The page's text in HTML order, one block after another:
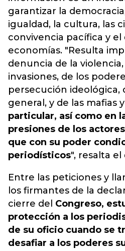
garantizar la
igualdad, la cultura, las
convivencia pacífica y el
economías. "Resulta
denuncia de la
invasiones, de los
persecución ideológica,
general, y de las mafias y
particular, así como en
presiones de los
que con su poder
periodísticos", resalta
Entre las peticiones y
los firmantes de la
cierre del Congreso,
protección a los
de su oficio cuando se
desafiar a los poderes